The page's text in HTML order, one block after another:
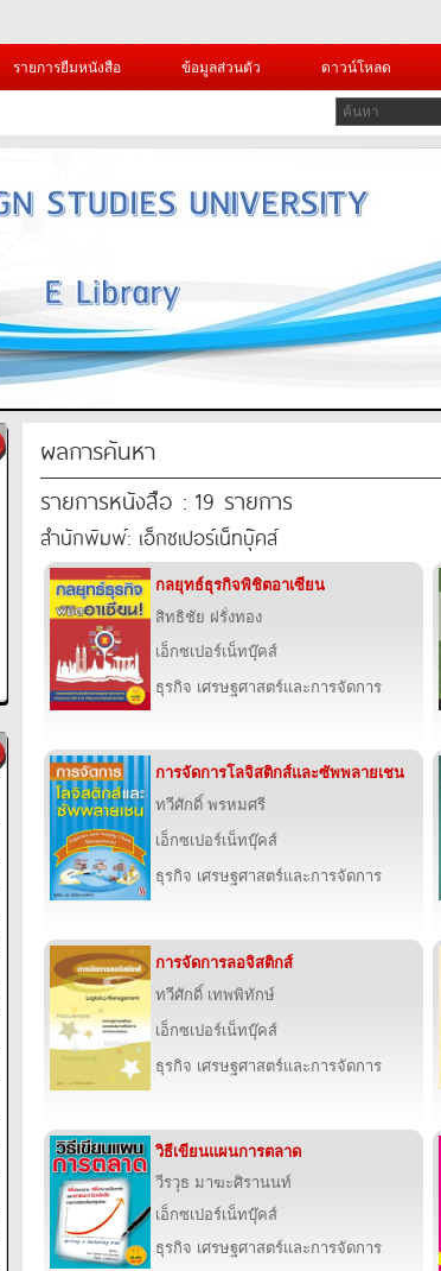
รายการยืมหนังสือ ข้อมูลส่วนตัว ดาวน์โหลด
ผลการค้นหา
รายการหนังสือ : 19 รายการ
สำนักพิมพ์: เอ็กซเปอร์เน็ทบุ๊คส์
กลยุทธ์ธุรกิจพิชิตอาเซียน
สิทธิชัย ฝรั่งทอง
เอ็กซเปอร์เน็ทบุ๊คส์
ธุรกิจ เศรษฐศาสตร์และการจัดการ
การจัดการโลจิสติกส์และซัพพลายเชน
ทวีศักดิ์ พรหมศรี
เอ็กซเปอร์เน็ทบุ๊คส์
ธุรกิจ เศรษฐศาสตร์และการจัดการ
การจัดการลอจิสติกส์
ทวีศักดิ์ เทพพิทักษ์
เอ็กซเปอร์เน็ทบุ๊คส์
ธุรกิจ เศรษฐศาสตร์และการจัดการ
วิธีเขียนแผนการตลาด
วีรวุธ มาฆะศิรานนท์
เอ็กซเปอร์เน็ทบุ๊คส์
ธุรกิจ เศรษฐศาสตร์และการจัดการ